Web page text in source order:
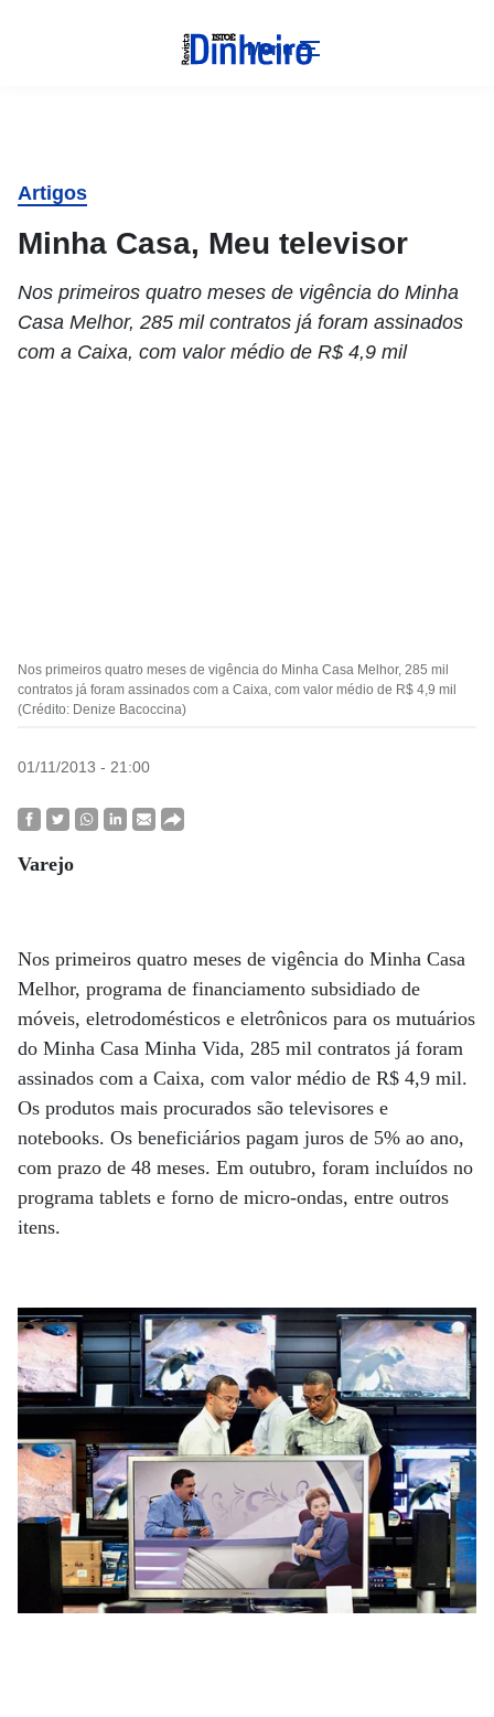
Menu
Artigos
Minha Casa, Meu televisor
Nos primeiros quatro meses de vigência do Minha
Casa Melhor, 285 mil contratos já foram assinados
com a Caixa, com valor médio de R$ 4,9 mil
Nos primeiros quatro meses de vigência do Minha Casa Melhor, 285 mil
contratos já foram assinados com a Caixa, com valor médio de R$ 4,9 mil
(Crédito: Denize Bacoccina)
01/11/2013 - 21:00
Varejo
Nos primeiros quatro meses de vigência do Minha Casa
Melhor, programa de financiamento subsidiado de
móveis, eletrodomésticos e eletrônicos para os mutuários
do Minha Casa Minha Vida, 285 mil contratos já foram
assinados com a Caixa, com valor médio de R$ 4,9 mil.
Os produtos mais procurados são televisores e
notebooks. Os beneficiários pagam juros de 5% ao ano,
com prazo de 48 meses. Em outubro, foram incluídos no
programa tablets e forno de micro-ondas, entre outros
itens.